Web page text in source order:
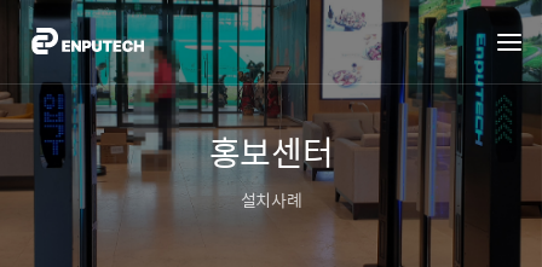
홍보센터
설치사례